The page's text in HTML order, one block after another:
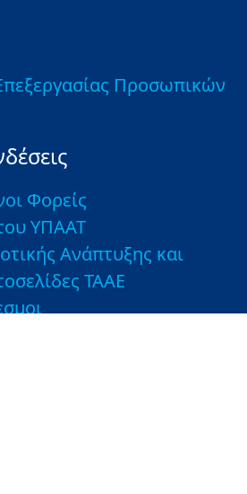
Προσωπικών
Φορείς
ΥΠΑΑΤ
Ανάπτυξης και
ΤΑΑΕ